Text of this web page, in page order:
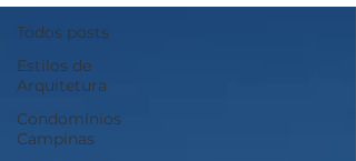
Todos posts
Estilos de
Arquitetura
Condomínios
Campinas